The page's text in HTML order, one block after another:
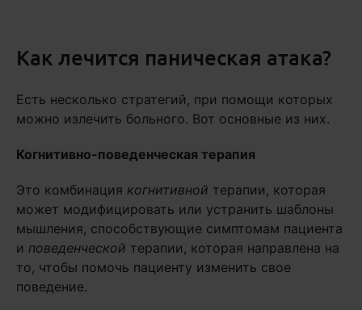
Как лечится паническая атака?
Есть несколько стратегий, при помощи которых
можно излечить больного. Вот основные из них.
Когнитивно-поведенческая терапия
Это комбинация когнитивной терапии, которая
может модифицировать или устранить шаблоны
мышления, способствующие симптомам пациента
и поведенческой терапии, которая направлена на
то, чтобы помочь пациенту изменить свое
поведение.